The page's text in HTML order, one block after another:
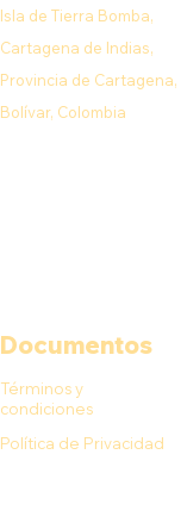
Isla de Tierra Bomba,
Cartagena de Indias,
Provincia de Cartagena,
Bolívar, Colombia
Documentos
Términos y
condiciones
Política de Privacidad